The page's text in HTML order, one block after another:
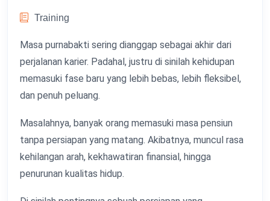
Training
Masa purnabakti sering dianggap sebagai akhir dari
perjalanan karier. Padahal, justru di sinilah kehidupan
memasuki fase baru yang lebih bebas, lebih fleksibel,
dan penuh peluang.
Masalahnya, banyak orang memasuki masa pensiun
tanpa persiapan yang matang. Akibatnya, muncul rasa
kehilangan arah, kekhawatiran finansial, hingga
penurunan kualitas hidup.